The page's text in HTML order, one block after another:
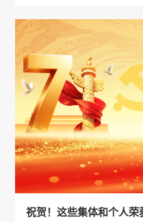
祝贺！这些集体和个人